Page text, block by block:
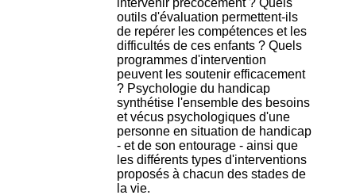
intervenir précocement ? Quels
outils d'évaluation permettent-ils
de repérer les compétences et les
difficultés de ces enfants ? Quels
programmes d'intervention
peuvent les soutenir efficacement
? Psychologie du handicap
synthétise l'ensemble des besoins
et vécus psychologiques d'une
personne en situation de handicap
- et de son entourage - ainsi que
les différents types d'interventions
proposés à chacun des stades de
la vie.
n
e
-
A
l
p
e
s
C
e
n
t
r